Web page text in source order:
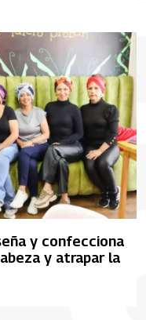
y confecciona
y atrapar la